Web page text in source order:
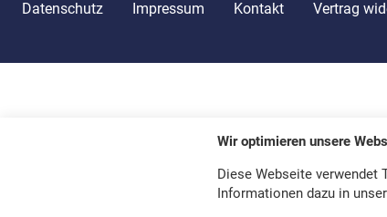
Datenschutz Impressum Kontakt Vertrag
Wir optimieren unsere
Diese Webseite verwendet
Informationen dazu in